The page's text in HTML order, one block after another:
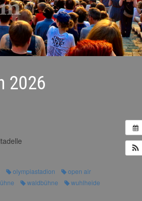
2026
olympiastadion
open air
waldbühne
wuhlheide